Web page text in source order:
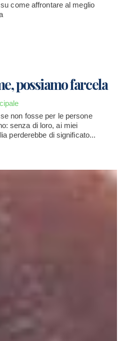
come affrontare al meglio
possiamo farcela
non fosse per le persone
senza di loro, ai miei
perderebbe di significato...